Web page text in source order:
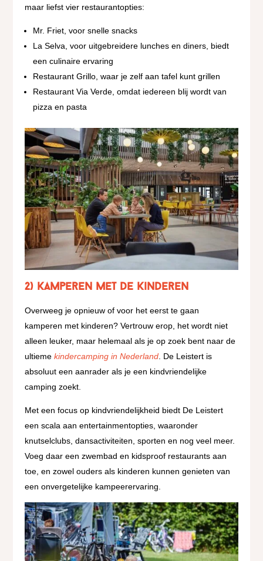
maar liefst vier restaurantopties:
Mr. Friet, voor snelle snacks
La Selva, voor uitgebreidere lunches en diners, biedt
een culinaire ervaring
Restaurant Grillo, waar je zelf aan tafel kunt grillen
Restaurant Via Verde, omdat iedereen blij wordt van
pizza en pasta
2) Kamperen met de kinderen
Overweeg je opnieuw of voor het eerst te gaan
kamperen met kinderen? Vertrouw erop, het wordt niet
alleen leuker, maar helemaal als je op zoek bent naar de
ultiemekindercamping in Nederland . De Leistert is
absoluut een aanrader als je een kindvriendelijke
camping zoekt.
Met een focus op kindvriendelijkheid biedt De Leistert
een scala aan entertainmentopties, waaronder
knutselclubs, dansactiviteiten, sporten en nog veel meer.
Voeg daar een zwembad en kidsproof restaurants aan
toe, en zowel ouders als kinderen kunnen genieten van
een onvergetelijke kampeerervaring.